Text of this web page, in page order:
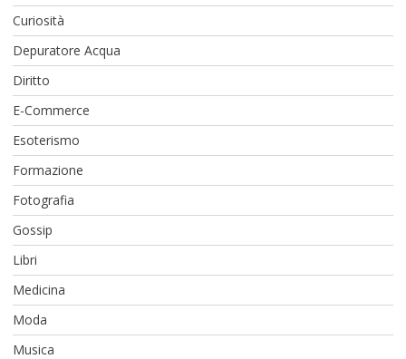
Curiosità
Depuratore Acqua
Diritto
E-Commerce
Esoterismo
Formazione
Fotografia
Gossip
Libri
Medicina
Moda
Musica